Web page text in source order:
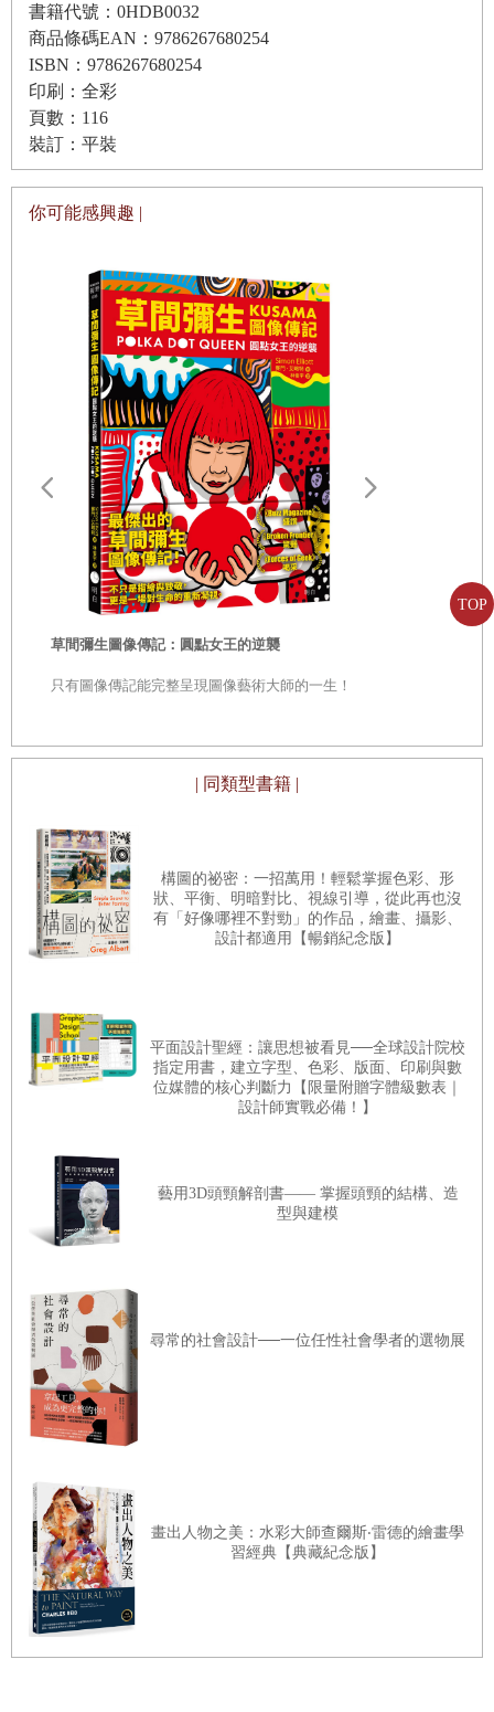
TOP
書籍代號：0HDB0032
商品條碼EAN：9786267680254
ISBN：9786267680254
印刷：全彩
頁數：116
裝訂：平裝
你可能感興趣 |
草間彌生圖像傳記：圓點女王的逆襲
只有圖像傳記能完整呈現圖像藝術大師的一生！
畫家之眼：
從題材到技
| 同類型書籍 |
構圖的祕密：一招萬用！輕鬆掌握色彩、形
狀、平衡、明暗對比、視線引導，從此再也沒
有「好像哪裡不對勁」的作品，繪畫、攝影、
設計都適用【暢銷紀念版】
平面設計聖經：讓思想被看見──全球設計院校
指定用書，建立字型、色彩、版面、印刷與數
位媒體的核心判斷力【限量附贈字體級數表｜
設計師實戰必備！】
藝用3D頭頸解剖書—— 掌握頭頸的結構、造
型與建模
尋常的社會設計──一位任性社會學者的選物展
畫出人物之美：水彩大師查爾斯‧雷德的繪畫學
習經典【典藏紀念版】